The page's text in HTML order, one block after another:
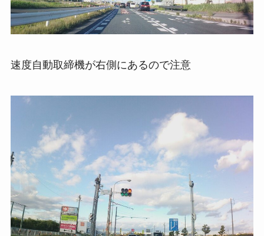
速度自動取締機が右側にあるので注意